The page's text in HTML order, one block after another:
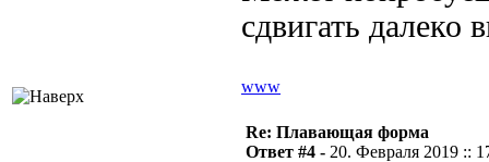
сдвигать далеко
www
Re: Плавающая форма
Ответ #4 - 20. Февраля 2019 ::